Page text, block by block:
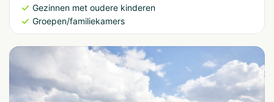
Gezinnen met oudere kinderen
Groepen/familiekamers